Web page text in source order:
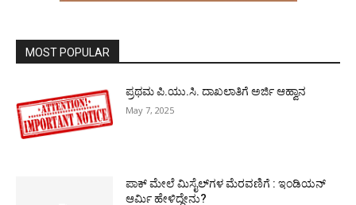
MOST POPULAR
ಪ್ರಥಮ ಪಿ.ಯು.ಸಿ. ದಾಖಲಾತಿಗೆ ಅರ್ಜಿ ಆಹ್ವಾನ
May 7, 2025
ಪಾಕ್​ ಮೇಲೆ ಮಿಸೈಲ್​ಗಳ ಮೆರವಣಿಗೆ : ಇಂಡಿಯನ್
ಆರ್ಮಿ ಹೇಳಿದ್ದೇನು?